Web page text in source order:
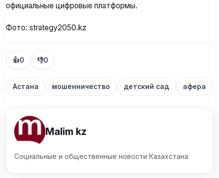
официальные цифровые платформы.
Фото: strategy2050.kz
👍0 👎0
Астана мошенничество детский сад афера
Malim kz
Социальные и общественные новости Казахстана